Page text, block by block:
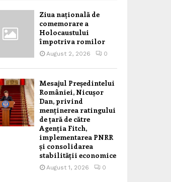
Ziua națională de
comemorare a
Holocaustului
împotriva romilor
August 2, 2026 0
Mesajul Președintelui
României, Nicușor
Dan, privind
menținerea ratingului
de țară de către
Agenția Fitch,
implementarea PNRR
și consolidarea
stabilității economice
August 1, 2026 0